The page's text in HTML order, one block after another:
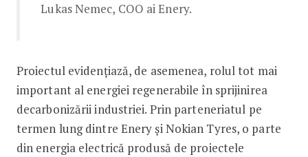
Lukas Nemec, COO ai Enery.
Proiectul evidențiază, de asemenea, rolul tot mai
important al energiei regenerabile în sprijinirea
decarbonizării industriei. Prin parteneriatul pe
termen lung dintre Enery și Nokian Tyres, o parte
din energia electrică produsă de proiectele